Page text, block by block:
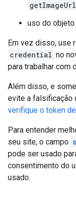
uso do objeto
Em vez disso, use
credential no
para trabalhar com
Além disso, e
evite a falsificação
verifique o token
Para entender
seu site, o campo
pode ser usado
consentimento do
usado.